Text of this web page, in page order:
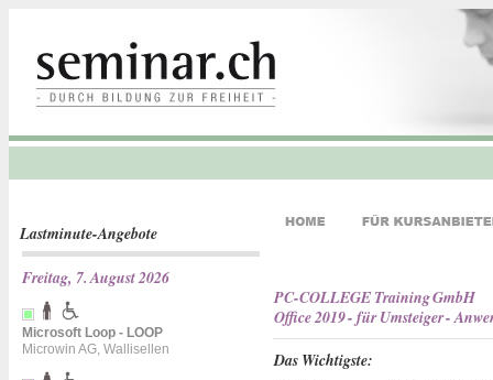
Lastminute-Angebote
Freitag, 7. August 2026
Microsoft Loop - LOOP
Microwin AG, Wallisellen
PC-COLLEGE Training GmbH
Office 2019 - für Umsteiger -
Das Wichtigste: